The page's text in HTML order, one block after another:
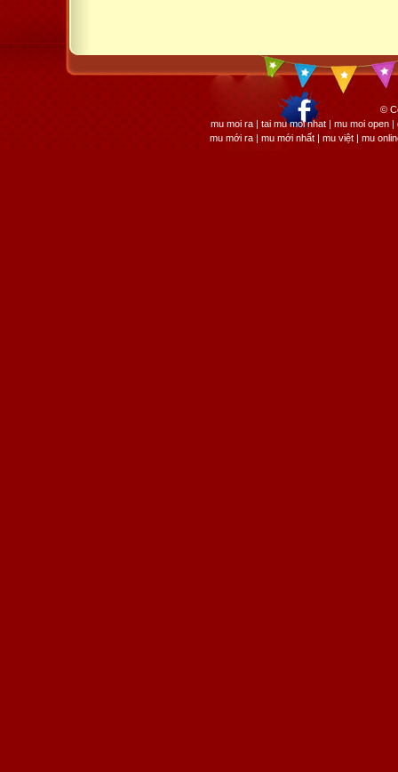
©
mu moi ra | tai mu moi nhat | mu moi open
mu mới ra | mu mới nhất | mu việt | mu